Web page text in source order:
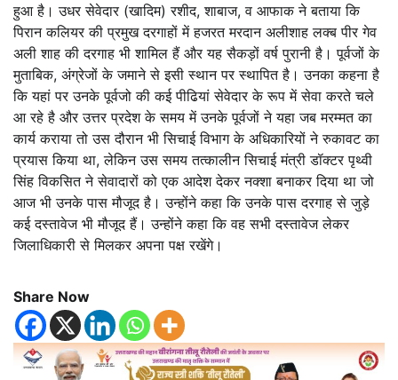
हुआ है। उधर सेवेदार (खादिम) रशीद, शाबाज, व आफाक ने बताया कि
पिरान कलियर की प्रमुख दरगाहों में हजरत मरदान अलीशाह लक्ब पीर गेव
अली शाह की दरगाह भी शामिल हैं और यह सैकड़ों वर्ष पुरानी है। पूर्वजों के
मुताबिक, अंग्रेजों के जमाने से इसी स्थान पर स्थापित है। उनका कहना है
कि यहां पर उनके पूर्वजो की कई पीढियां सेवेदार के रूप में सेवा करते चले
आ रहे है और उत्तर प्रदेश के समय में उनके पूर्वजों ने यहा जब मरम्मत का
कार्य कराया तो उस दौरान भी सिचाई विभाग के अधिकारियों ने रुकावट का
प्रयास किया था, लेकिन उस समय तत्कालीन सिचाई मंत्री डॉक्टर पृथ्वी
सिंह विकसित ने सेवादारों को एक आदेश देकर नक्शा बनाकर दिया था जो
आज भी उनके पास मौजूद है। उन्होंने कहा कि उनके पास दरगाह से जुड़े
कई दस्तावेज भी मौजूद हैं। उन्होंने कहा कि वह सभी दस्तावेज लेकर
जिलाधिकारी से मिलकर अपना पक्ष रखेंगे।
Share Now